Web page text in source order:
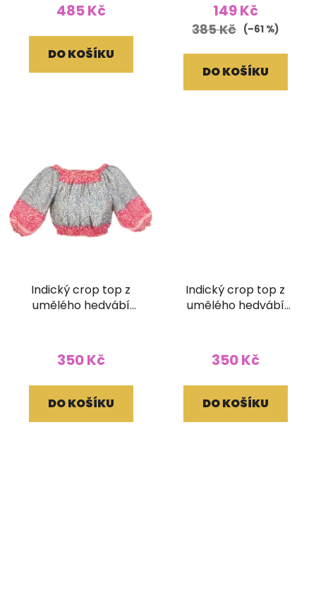
485 Kč
DO KOŠÍKU
149 Kč
385 Kč (–61 %)
DO KOŠÍKU
Indický crop top z
umělého hedvábí
350 Kč
DO KOŠÍKU
Indický crop top z
umělého hedvábí
350 Kč
DO KOŠÍKU